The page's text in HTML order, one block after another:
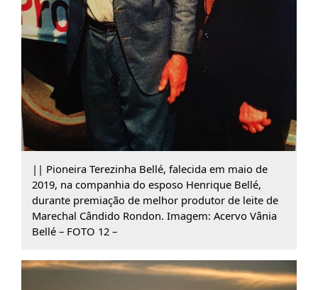
|| Pioneira Terezinha Bellé, falecida em maio de
2019, na companhia do esposo Henrique Bellé,
durante premiação de melhor produtor de leite de
Marechal Cândido Rondon. Imagem: Acervo Vânia
Bellé – FOTO 12 –